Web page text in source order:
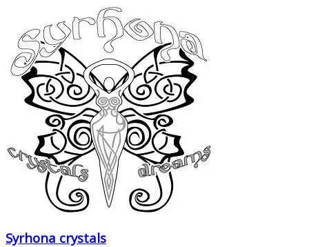
naar
inhoud
Syrhona crystals